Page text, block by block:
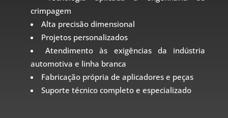
crimpagem
Alta precisão dimensional
Projetos personalizados
Atendimento às exigências da indústria
automotiva e linha branca
Fabricação própria de aplicadores e peças
Suporte técnico completo e especializado